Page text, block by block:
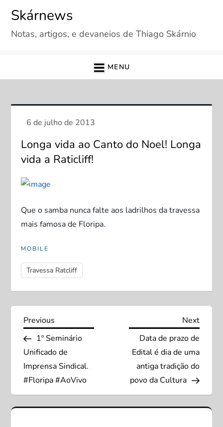
content
Skárnews
Notas, artigos, e devaneios de Thiago Skárnio
MENU
Longa vida ao Canto do Noel! Longa
vida a Raticliff!
Que o samba nunca falte aos ladrilhos da travessa
mais famosa de Floripa.
MOBILE
Travessa Ratcliff
N
a
v
e
Previous
Post
Previous
1º Seminário
Unificado de
Imprensa Sindical.
#Floripa #AoVivo
Next
Next
Data de prazo de
Edital é dia de uma
antiga tradição do
povo da Cultura